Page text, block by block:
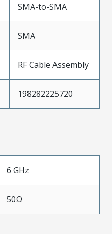
SMA-to-SMA
SMA
RF Cable Assembly
198282225720
6 GHz
50Ω